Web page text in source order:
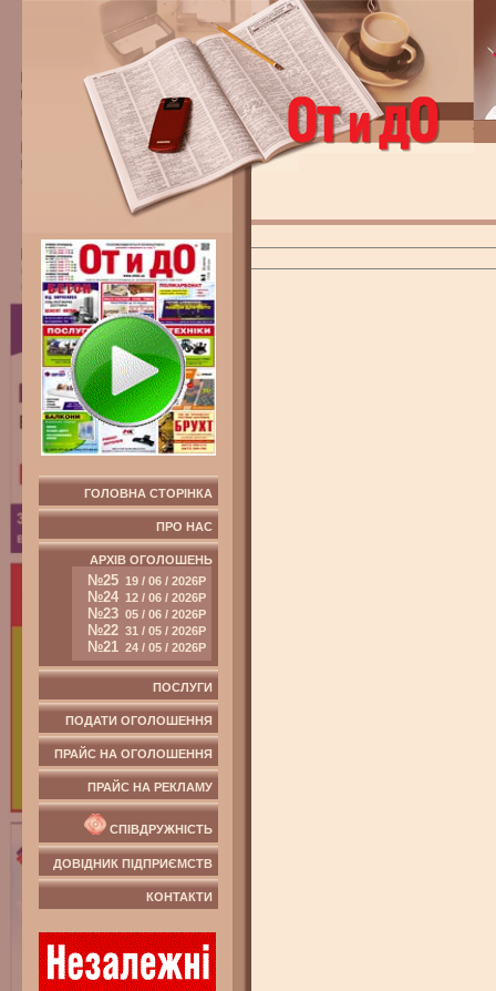
ГОЛОВНА СТОРІНКА
ПРО НАС
АРХІВ ОГОЛОШЕНЬ
№25 19 / 06 / 2026Р
№24 12 / 06 / 2026Р
№23 05 / 06 / 2026Р
№22 31 / 05 / 2026Р
№21 24 / 05 / 2026Р
ПОСЛУГИ
ПОДАТИ ОГОЛОШЕННЯ
ПРАЙС НА ОГОЛОШЕННЯ
ПРАЙС НА РЕКЛАМУ
СПІВДРУЖНІСТЬ
ДОВІДНИК ПІДПРИЄМСТВ
КОНТАКТИ